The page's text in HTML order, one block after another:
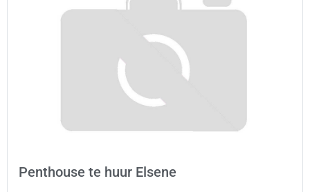
Penthouse te huur Elsene